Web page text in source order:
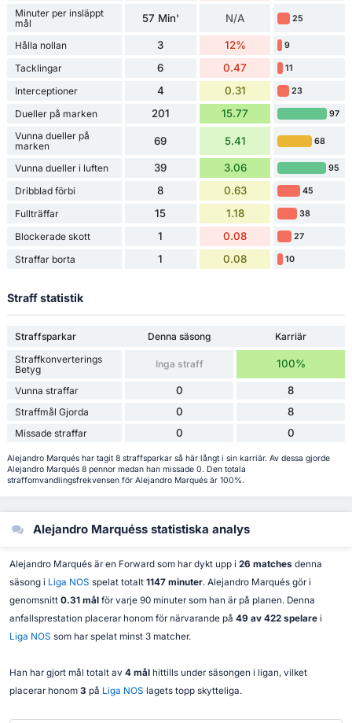
Minuter per insläppt
mål
57 Min' N/A 25
Hålla nollan 3 12% 9
Tacklingar 6 0.47 11
Interceptioner 4 0.31 23
Dueller på marken 201 15.77 97
Vunna dueller på
marken
69 5.41 68
Vunna dueller i luften 39 3.06 95
Dribblad förbi 8 0.63 45
Fullträffar 15 1.18 38
Blockerade skott 1 0.08 27
Straffar borta 1 0.08 10
Straff statistik
Straffsparkar Denna säsong
Karriär
Straffkonverterings
Betyg
Inga straff 100%
Vunna straffar 0 8
Straffmål Gjorda 0 8
Missade straffar 0 0
Alejandro Marqués har tagit 8 straffsparkar så här långt i sin karriär. Av dessa gjorde
Alejandro Marqués 8 pennor medan han missade 0. Den totala
straffomvandlingsfrekvensen för Alejandro Marqués är 100%.
Alejandro Marquéss statistiska analys
Alejandro Marqués är en Forward som har dykt upp i 26 matches denna
säsong i Liga NOS spelat totalt 1147 minuter. Alejandro Marqués gör i
genomsnitt 0.31 mål för varje 90 minuter som han är på planen. Denna
anfallsprestation placerar honom för närvarande på 49 av 422 spelare i
Liga NOS som har spelat minst 3 matcher.
Han har gjort mål totalt av 4 mål hittills under säsongen i ligan, vilket
placerar honom 3 på Liga NOS lagets topp skytteliga.